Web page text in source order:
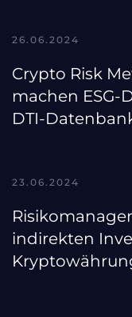
26.06.2024
Crypto Risk
machen ESG-
DTI-
23.06.2024
indirekten